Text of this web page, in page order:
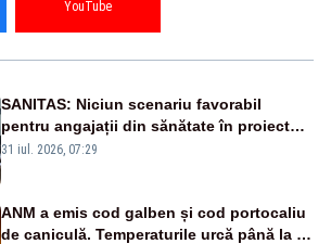
YouTube
SANITAS: Niciun scenariu favorabil
pentru angajații din sănătate în proiectul
Legii salarizării
31 iul. 2026, 07:29
ANM a emis cod galben și cod portocaliu
de caniculă. Temperaturile urcă până la 38